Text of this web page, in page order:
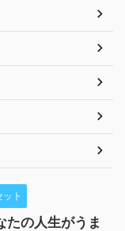
ト
たの人生がうま